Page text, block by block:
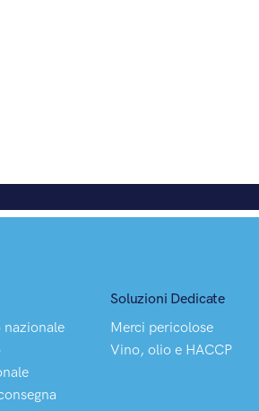
nazionale
Soluzioni Dedicate
Merci pericolose
Vino, olio e HACCP